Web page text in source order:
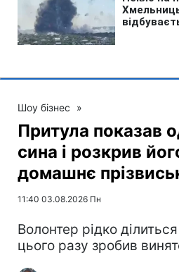
Шоу бізнес »
Притула показав
сина і розкрив
домашнє
11:40 03.08.2026 Пн
Волонтер рідко
цього разу зробив